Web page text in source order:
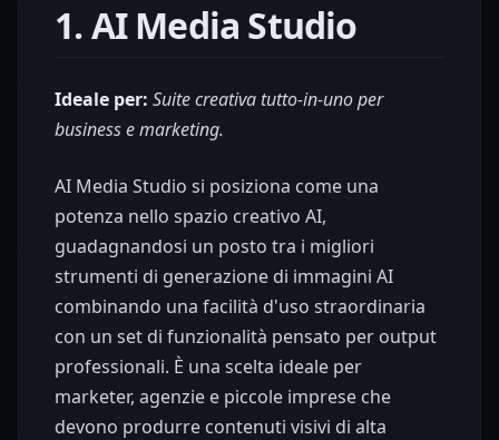
1. AI Media Studio
Ideale per: Suite creativa tutto-in-uno per
business e marketing.
AI Media Studio si posiziona come una
potenza nello spazio creativo AI,
guadagnandosi un posto tra i migliori
strumenti di generazione di immagini AI
combinando una facilità d'uso straordinaria
con un set di funzionalità pensato per output
professionali. È una scelta ideale per
marketer, agenzie e piccole imprese che
devono produrre contenuti visivi di alta